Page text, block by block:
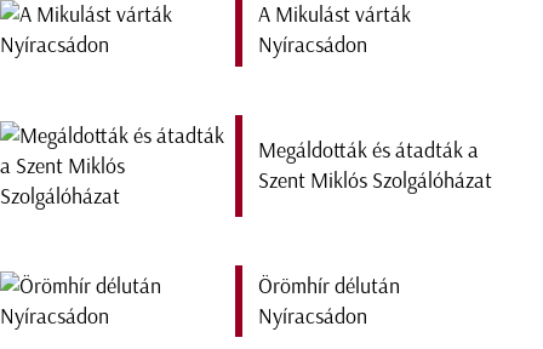
A Mikulást várták
Nyíracsádon
Megáldották és átadták a
Szent Miklós Szolgálóházat
Örömhír délután
Nyíracsádon